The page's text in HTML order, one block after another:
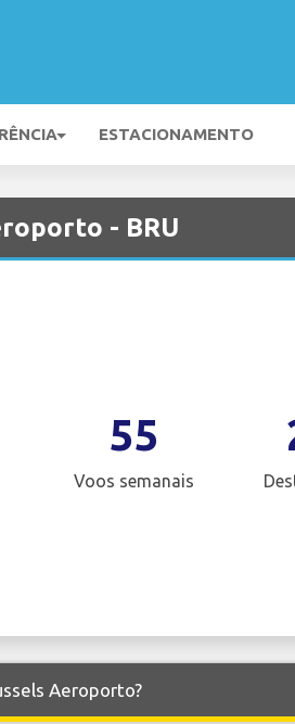
ESTACIONAMENTO
- BRU
55
Voos semanais
Aeroporto?